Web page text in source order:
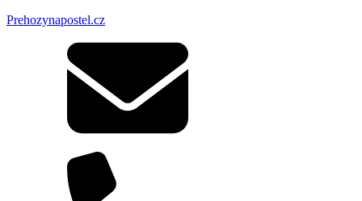
Prehozynapostel.cz